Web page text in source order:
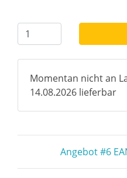
Momentan nicht an
14.08.2026 lieferbar
Angebot #6